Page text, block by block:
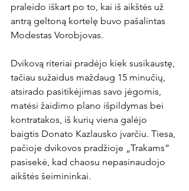
praleido iškart po to, kai iš aikštės už
antrą geltoną kortelę buvo pašalintas
Modestas Vorobjovas.
Dvikovą riteriai pradėjo kiek susikaustę,
tačiau sužaidus maždaug 15 minučių,
atsirado pasitikėjimas savo jėgomis,
matėsi žaidimo plano išpildymas bei
kontratakos, iš kurių viena galėjo
baigtis Donato Kazlausko įvarčiu. Tiesa,
pačioje dvikovos pradžioje „Trakams“
pasisekė, kad chaosu nepasinaudojo
aikštės šeimininkai.